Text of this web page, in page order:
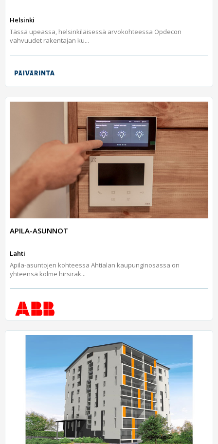
Helsinki
Tässä upeassa, helsinkiläisessä arvokohteessa Opdecon
vahvuudet rakentajan ku...
APILA-ASUNNOT
Lahti
Apila-asuntojen kohteessa Ahtialan kaupunginosassa on
yhteensä kolme hirsirak...